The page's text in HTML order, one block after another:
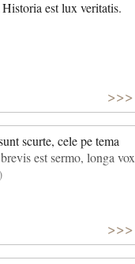
est lux veritatis.
>>>
scurte, cele pe tema
est sermo, longa vox
>>>